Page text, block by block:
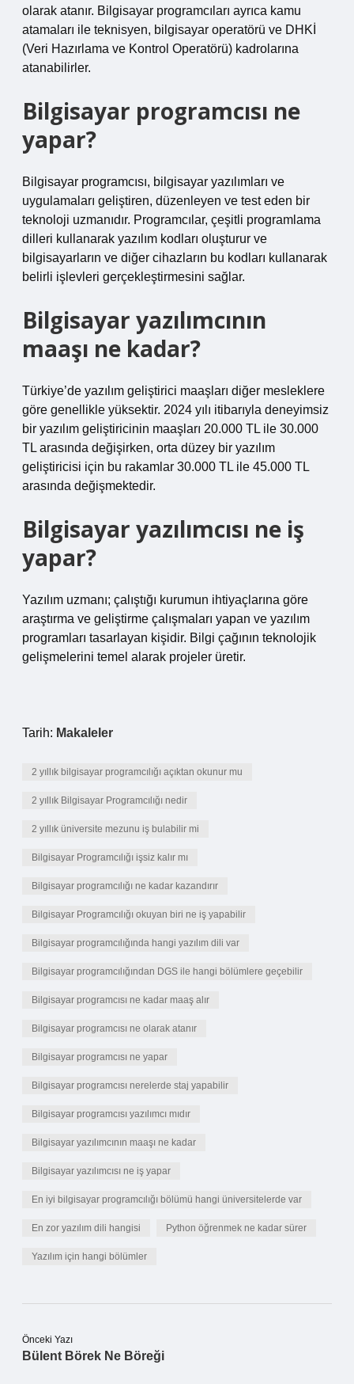
olarak atanır. Bilgisayar programcıları ayrıca kamu
atamaları ile teknisyen, bilgisayar operatörü ve DHKİ
(Veri Hazırlama ve Kontrol Operatörü) kadrolarına
atanabilirler.
Bilgisayar programcısı ne
yapar?
Bilgisayar programcısı, bilgisayar yazılımları ve
uygulamaları geliştiren, düzenleyen ve test eden bir
teknoloji uzmanıdır. Programcılar, çeşitli programlama
dilleri kullanarak yazılım kodları oluşturur ve
bilgisayarların ve diğer cihazların bu kodları kullanarak
belirli işlevleri gerçekleştirmesini sağlar.
Bilgisayar yazılımcının
maaşı ne kadar?
Türkiye’de yazılım geliştirici maaşları diğer mesleklere
göre genellikle yüksektir. 2024 yılı itibarıyla deneyimsiz
bir yazılım geliştiricinin maaşları 20.000 TL ile 30.000
TL arasında değişirken, orta düzey bir yazılım
geliştiricisi için bu rakamlar 30.000 TL ile 45.000 TL
arasında değişmektedir.
Bilgisayar yazılımcısı ne iş
yapar?
Yazılım uzmanı; çalıştığı kurumun ihtiyaçlarına göre
araştırma ve geliştirme çalışmaları yapan ve yazılım
programları tasarlayan kişidir. Bilgi çağının teknolojik
gelişmelerini temel alarak projeler üretir.
Tarih: Makaleler
2 yıllık bilgisayar programcılığı açıktan okunur mu
2 yıllık Bilgisayar Programcılığı nedir
2 yıllık üniversite mezunu iş bulabilir mi
Bilgisayar Programcılığı işsiz kalır mı
Bilgisayar programcılığı ne kadar kazandırır
Bilgisayar Programcılığı okuyan biri ne iş yapabilir
Bilgisayar programcılığında hangi yazılım dili var
Bilgisayar programcılığından DGS ile hangi bölümlere geçebilir
Bilgisayar programcısı ne kadar maaş alır
Bilgisayar programcısı ne olarak atanır
Bilgisayar programcısı ne yapar
Bilgisayar programcısı nerelerde staj yapabilir
Bilgisayar programcısı yazılımcı mıdır
Bilgisayar yazılımcının maaşı ne kadar
Bilgisayar yazılımcısı ne iş yapar
En iyi bilgisayar programcılığı bölümü hangi üniversitelerde var
En zor yazılım dili hangisi Python öğrenmek ne kadar sürer
Yazılım için hangi bölümler
Önceki Yazı
Bülent Börek Ne Böreği